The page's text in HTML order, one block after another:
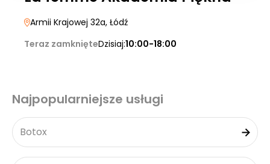
Armii Krajowej 32a, Łódź
Teraz zamknięteDzisiaj:10:00-18:00
Najpopularniejsze usługi
Botox